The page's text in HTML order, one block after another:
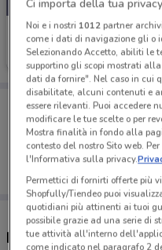
Sergent Major
Scade il 31/08
Porta
Puoi trovare le
salvarle e creare
dal tuo cellulare.
Negozi Sergent
Ci importa della tua privacy
Noi e i nostri 1012partner
come i dati di navigazione gli o
Selezionando Accetto, abiliti le
supportino gli scopi mostrati
dati da fornire". Nel caso in cui
disabilitate, alcuni contenuti e
essere rilevanti. Puoi accedere
modificare le tue scelte o per
Mostra finalità in fondo alla
contesto del nostro Sito web.
l'Informativa sulla privacy.
Permettici di fornirti offerte più
Shopfully/Tiendeo puoi
quotidiani più attinenti ai tuoi
possibile grazie ad una serie di
tue attività all'interno
come indicato nel paragrafo 2